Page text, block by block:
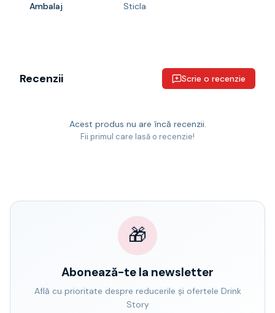
Ambalaj Sticla
Recenzii Scrie o recenzie
Acest produs nu are încă recenzii.
Fii primul care lasă o recenzie!
🎁
Abonează-te la newsletter
Află cu prioritate despre reducerile și ofertele Drink
Story